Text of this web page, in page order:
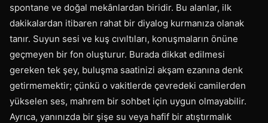
spontane ve doğal mekânlardan biridir. Bu alanlar, ilk
dakikalardan itibaren rahat bir diyalog kurmanıza olanak
tanır. Suyun sesi ve kuş cıvıltıları, konuşmaların önüne
geçmeyen bir fon oluşturur. Burada dikkat edilmesi
gereken tek şey, buluşma saatinizi akşam ezanına denk
getirmemektir; çünkü o vakitlerde çevredeki camilerden
yükselen ses, mahrem bir sohbet için uygun olmayabilir.
Ayrıca, yanınızda bir şişe su veya hafif bir atıştırmalık